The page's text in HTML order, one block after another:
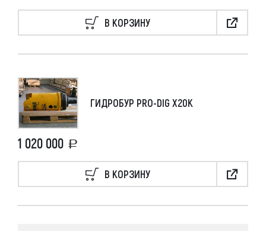
В КОРЗИНУ
ГИДРОБУР PRO-DIG X20K
1 020 000
В КОРЗИНУ